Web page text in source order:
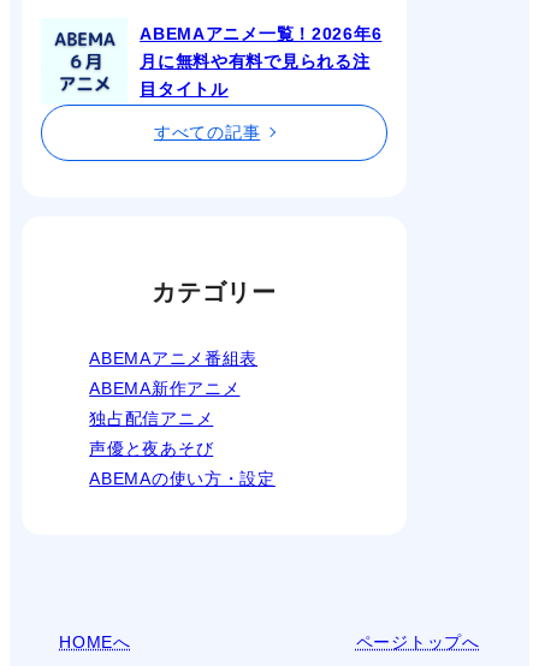
ABEMAアニメ一覧！2026年6
月に無料や有料で見られる注
目タイトル
すべての記事
カテゴリー
ABEMAアニメ番組表
ABEMA新作アニメ
独占配信アニメ
声優と夜あそび
ABEMAの使い方・設定
HOMEへ ページトップへ